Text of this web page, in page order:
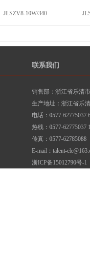
JLSZV8-10W/340
联系我们
销售部：浙江省乐清
生产地址：浙江省乐
电话：0577-62775037
热线：0577-62775037
传真：0577-62785088
E-mail：talent-
浙ICP备15012790号-1